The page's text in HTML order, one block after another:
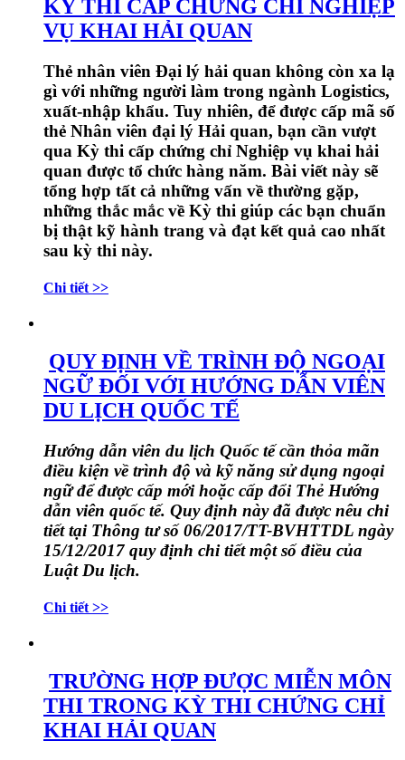
KỲ THI CẤP CHỨNG CHỈ NGHIỆP
VỤ KHAI HẢI QUAN
Thẻ nhân viên Đại lý hải quan không còn xa lạ
gì với những người làm trong ngành Logistics,
xuất-nhập khẩu. Tuy nhiên, để được cấp mã số
thẻ Nhân viên đại lý Hải quan, bạn cần vượt
qua Kỳ thi cấp chứng chỉ Nghiệp vụ khai hải
quan được tổ chức hàng năm. Bài viết này sẽ
tổng hợp tất cả những vấn về thường gặp,
những thắc mắc về Kỳ thi giúp các bạn chuẩn
bị thật kỹ hành trang và đạt kết quả cao nhất
sau kỳ thi này.
Chi tiết >>
QUY ĐỊNH VỀ TRÌNH ĐỘ NGOẠI
NGỮ ĐỐI VỚI HƯỚNG DẪN VIÊN
DU LỊCH QUỐC TẾ
Hướng dẫn viên du lịch Quốc tế cần thỏa mãn
điều kiện về trình độ và kỹ năng sử dụng ngoại
ngữ đểđược cấp mới hoặc cấp đổi Thẻ Hướng
dẫn viên quốc tế. Quy định này đã được nêu chi
tiết tại Thông tư số 06/2017/TT-BVHTTDL ngày
15/12/2017 quy định chi tiết một số điều của
Luật Du lịch.
Chi tiết >>
TRƯỜNG HỢP ĐƯỢC MIỄN MÔN
THI TRONG KỲ THI CHỨNG CHỈ
KHAI HẢI QUAN